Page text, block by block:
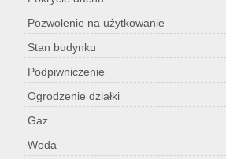
Pozwolenie na użytkowanie
Stan budynku
Podpiwniczenie
Ogrodzenie działki
Gaz
Woda